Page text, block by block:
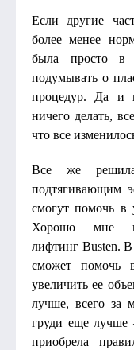
Если другие
более менее
была просто в
подумывать о
процедур. Да и
ничего делать,
что все
Все же решила
подтягивающим
смогут помочь в
Хорошо мне в
лифтинг Busten. В
сможет помочь
увеличить ее
лучше, всего за
груди еще лучше
приобрела